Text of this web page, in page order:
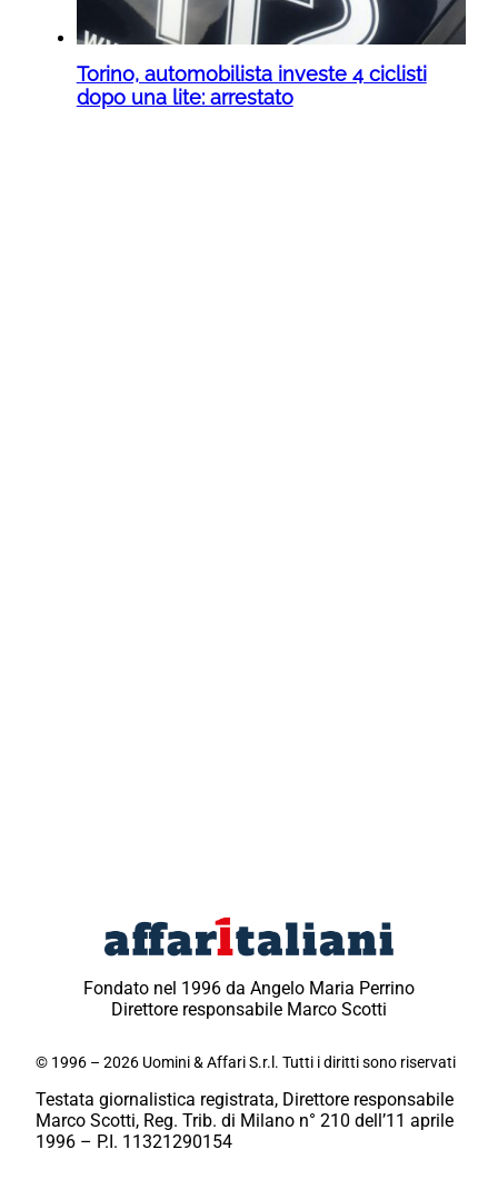
Torino, automobilista investe 4 ciclisti
dopo una lite: arrestato
Fondato nel 1996 da Angelo Maria Perrino
Direttore responsabile Marco Scotti
© 1996 – 2026 Uomini & Affari S.r.l. Tutti i diritti sono riservati
Testata giornalistica registrata, Direttore responsabile
Marco Scotti, Reg. Trib. di Milano n° 210 dell’11 aprile
1996 – P.I. 11321290154